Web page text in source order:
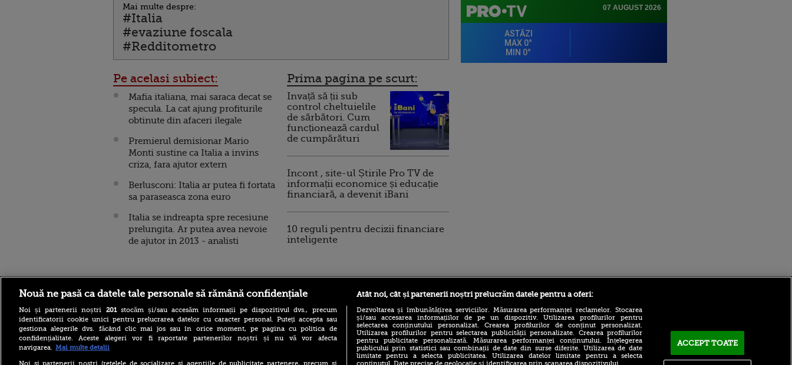
Mai multe despre:
#Italia
#evaziune foscala
#Redditometro
Pe acelasi subiect:
Mafia italiana, mai saraca decat se
specula. La cat ajung profiturile
obtinute din afaceri ilegale
Premierul demisionar Mario
Monti sustine ca Italia a invins
criza, fara ajutor extern
Berlusconi: Italia ar putea fi fortata
sa paraseasca zona euro
Italia se indreapta spre recesiune
prelungita. Ar putea avea nevoie
de ajutor in 2013 - analisti
Prima pagina pe scurt:
Invață să ții sub
control cheltuielile
de sărbători. Cum
funcționează cardul
de cumpărături
Incont , site-ul Știrile Pro TV de
informații economice și educație
financiară, a devenit iBani
10 reguli pentru decizii financiare
inteligente
Stirileprotv.ro
Reacția Rusiei după ce o
ilike-it.ro foodstory.ro Procinema.ro Sport.ro
Nouă ne pasă ca datele tale personale să rămână confidențiale
Noi și partenerii noștri 201stocăm și/sau accesăm informații pe dispozitivul dvs., precum
identificatorii cookie unici pentru prelucrarea datelor cu caracter personal. Puteți accepta sau
gestiona alegerile dvs. făcând clic mai jos sau în orice moment, pe pagina cu politica de
confidențialitate. Aceste alegeri vor fi raportate partenerilor noștri și nu vă vor afecta
navigarea. Mai multe detalii
Atât noi, cât și partenerii noștri prelucrăm datele pentru a oferi:
Dezvoltarea și îmbunătățirea serviciilor. Măsurarea performanței reclamelor. Stocarea
și/sau accesarea informațiilor de pe un dispozitiv. Utilizarea profilurilor pentru
selectarea conținutului personalizat. Crearea profilurilor de conținut personalizat.
Utilizarea profilurilor pentru selectarea publicității personalizate. Crearea profilurilor
pentru publicitate personalizată. Măsurarea performanței conținutului. Înțelegerea
publicului prin statistici sau combinații de date din surse diferite. Utilizarea de date
limitate pentru a selecta publicitatea. Utilizarea datelor limitate pentru a selecta
ACCEPT TOATE